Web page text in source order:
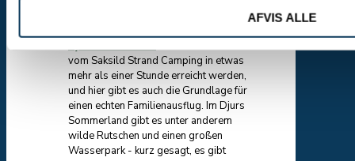
AFVIS ALLE
vom Saksild Strand Camping in etwas
mehr als einer Stunde erreicht werden,
und hier gibt es auch die Grundlage für
einen echten Familienausflug. Im Djurs
Sommerland gibt es unter anderem
wilde Rutschen und einen großen
Wasserpark - kurz gesagt, es gibt